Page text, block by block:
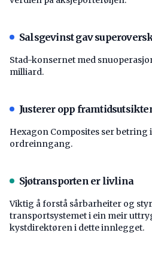
Salsgevinst gav
Stad-konsernet med
milliard.
Justerer opp
Hexagon Composites ser betring
ordreinngang.
Sjøtransporten er livlina
Viktig å forstå ­sårbarheiter og
transport­systemet i ein meir
kystdirektøren i dette innlegget.